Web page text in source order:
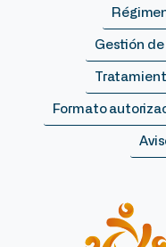
Gestión
Formato